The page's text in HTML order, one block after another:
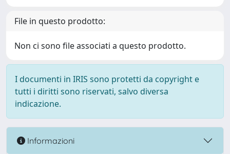
File in questo prodotto:
Non ci sono file associati a questo prodotto.
I documenti in IRIS sono protetti da copyright e
tutti i diritti sono riservati, salvo diversa
indicazione.
Informazioni